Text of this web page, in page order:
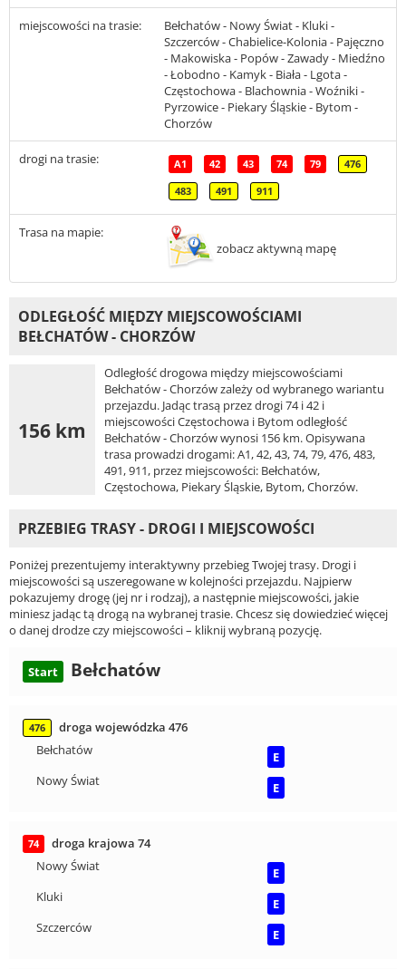
miejscowości na trasie:
Bełchatów - Nowy Świat - Kluki -
Szczerców - Chabielice-Kolonia - Pajęczno
- Makowiska - Popów - Zawady - Miedźno
- Łobodno - Kamyk - Biała - Lgota -
Częstochowa - Blachownia - Woźniki -
Pyrzowice - Piekary Śląskie - Bytom -
Chorzów
drogi na trasie: A1 42 43 74 79 476
483 491 911
Trasa na mapie:
zobacz aktywną mapę
ODLEGŁOŚĆ MIĘDZY MIEJSCOWOŚCIAMI
BEŁCHATÓW - CHORZÓW
156 km
Odległość drogowa między miejscowościami
Bełchatów - Chorzów zależy od wybranego wariantu
przejazdu. Jadąc trasą przez drogi 74 i 42 i
miejscowości Częstochowa i Bytom odległość
Bełchatów - Chorzów wynosi 156 km. Opisywana
trasa prowadzi drogami: A1, 42, 43, 74, 79, 476, 483,
491, 911, przez miejscowości: Bełchatów,
Częstochowa, Piekary Śląskie, Bytom, Chorzów.
PRZEBIEG TRASY - DROGI I MIEJSCOWOŚCI
Poniżej prezentujemy interaktywny przebieg Twojej trasy. Drogi i
miejscowości są uszeregowane w kolejności przejazdu. Najpierw
pokazujemy drogę (jej nr i rodzaj), a następnie miejscowości, jakie
miniesz jadąc tą drogą na wybranej trasie. Chcesz się dowiedzieć więcej
o danej drodze czy miejscowości – kliknij wybraną pozycję.
Start Bełchatów
476
droga wojewódzka 476
Bełchatów
E
Nowy Świat
E
74
droga krajowa 74
Nowy Świat
E
Kluki
E
Szczerców
E